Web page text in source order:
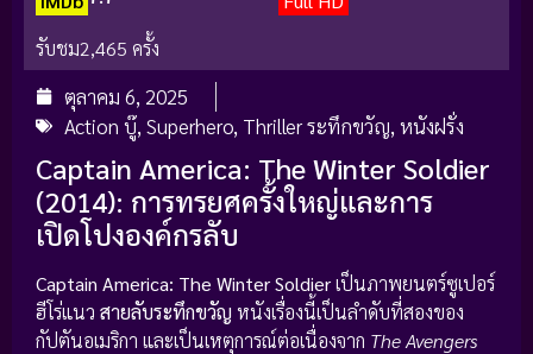
รับชม2,465 ครั้ง
ตุลาคม 6, 2025
Action บู๊, Superhero, Thriller ระทึกขวัญ, หนังฝรั่ง
Captain America: The Winter Soldier
(2014): การทรยศครั้งใหญ่และการ
เปิดโปงองค์กรลับ
Captain America: The Winter Soldierเป็นภาพยนตร์ซูเปอร์
ฮีโร่แนว สายลับระทึกขวัญ หนังเรื่องนี้เป็นลำดับที่สองของ
กัปตันอเมริกา และเป็นเหตุการณ์ต่อเนื่องจาก The Avengers